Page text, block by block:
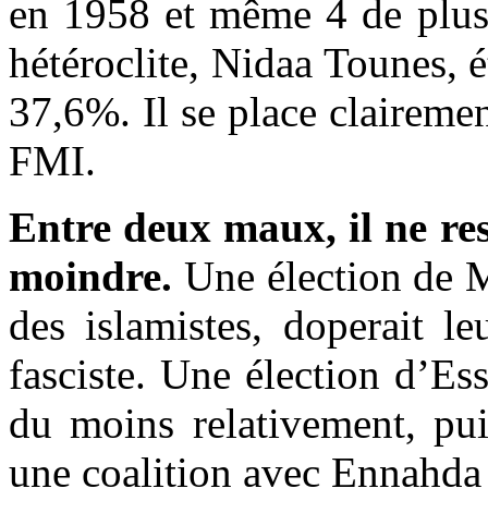
en 1958 et même 4 de
hétéroclite, Nidaa Tounes,
37,6%. Il se place
FMI.
Entre deux maux, il ne
moindre. Une élection de
des islamistes, doperait
fasciste. Une élection
du moins relativement,
une coalition avec